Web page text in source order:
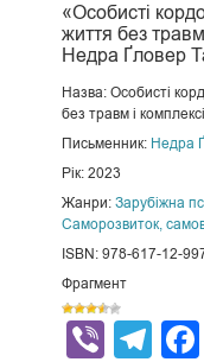
«Особисті
життя без
Недра Ґловер
Назва: Особисті
без травм і
Письменник: Недра
Рік: 2023
Жанри: Зарубіжна
Саморозвиток,
ISBN: 978-617-12-
Фрагмент
Viber